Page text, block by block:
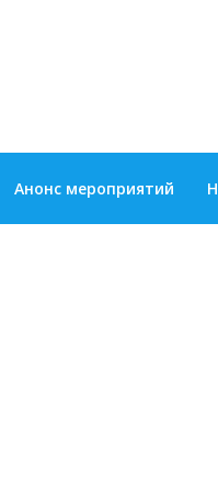
Анонс мероприятий